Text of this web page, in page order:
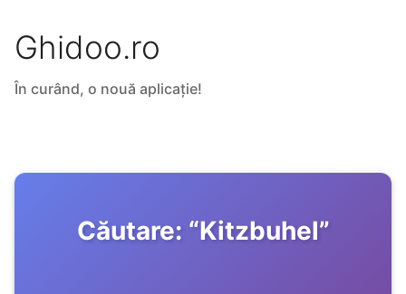
Ghidoo.ro
În curând, o nouă aplicație!
Căutare: “Kitzbuhel”